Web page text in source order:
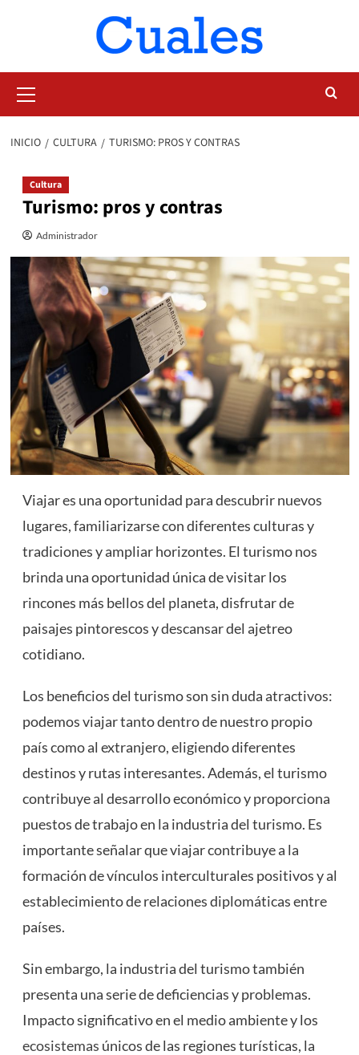
primario
INICIO CULTURA TURISMO: PROS Y CONTRAS
Cultura
Turismo: pros y contras
Administrador
Viajar es una oportunidad para descubrir nuevos
lugares, familiarizarse con diferentes culturas y
tradiciones y ampliar horizontes. El turismo nos
brinda una oportunidad única de visitar los
rincones más bellos del planeta, disfrutar de
paisajes pintorescos y descansar del ajetreo
cotidiano.
Los beneficios del turismo son sin duda atractivos:
podemos viajar tanto dentro de nuestro propio
país como al extranjero, eligiendo diferentes
destinos y rutas interesantes. Además, el turismo
contribuye al desarrollo económico y proporciona
puestos de trabajo en la industria del turismo. Es
importante señalar que viajar contribuye a la
formación de vínculos interculturales positivos y al
establecimiento de relaciones diplomáticas entre
países.
Sin embargo, la industria del turismo también
presenta una serie de deficiencias y problemas.
Impacto significativo en el medio ambiente y los
ecosistemas únicos de las regiones turísticas, la